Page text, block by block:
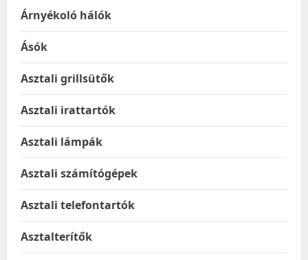
Árnyékoló hálók
Ásók
Asztali grillsütők
Asztali irattartók
Asztali lámpák
Asztali számítógépek
Asztali telefontartók
Asztalterítők